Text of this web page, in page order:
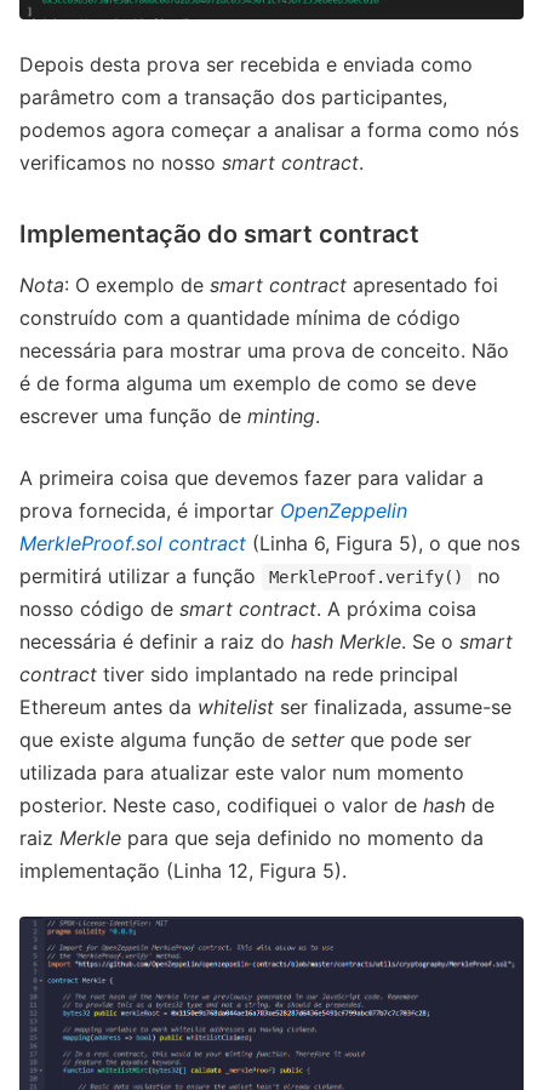
Depois desta prova ser recebida e enviada como
parâmetro com a transação dos participantes,
podemos agora começar a analisar a forma como nós
verificamos no nosso smart contract.
Implementação do smart contract
Nota: O exemplo de smart contract apresentado foi
construído com a quantidade mínima de código
necessária para mostrar uma prova de conceito. Não
é de forma alguma um exemplo de como se deve
escrever uma função de minting.
A primeira coisa que devemos fazer para validar a
prova fornecida, é importar OpenZeppelin
MerkleProof.sol contract (Linha 6, Figura 5), o que nos
permitirá utilizar a função
MerkleProof.verify()
no
nosso código de smart contract. A próxima coisa
necessária é definir a raiz do hash Merkle. Se o smart
contract tiver sido implantado na rede principal
Ethereum antes da whitelist ser finalizada, assume-se
que existe alguma função de setterque pode ser
utilizada para atualizar este valor num momento
posterior. Neste caso, codifiquei o valor de hash de
raiz Merkle para que seja definido no momento da
implementação (Linha 12, Figura 5).